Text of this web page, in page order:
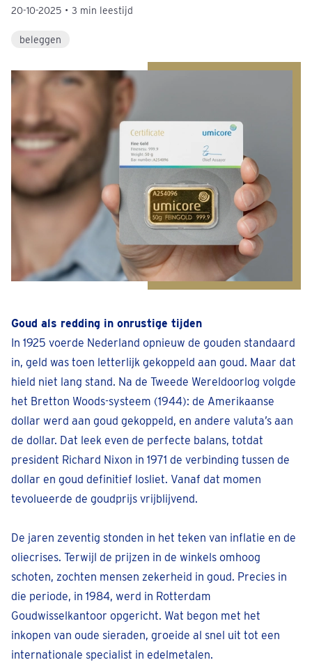
20-10-2025 • 3 min leestijd
beleggen
Goud als redding in onrustige tijden
In 1925 voerde Nederland opnieuw de gouden standaard
in, geld was toen letterlijk gekoppeld aan goud. Maar dat
hield niet lang stand. Na de Tweede Wereldoorlog volgde
het Bretton Woods-systeem (1944): de Amerikaanse
dollar werd aan goud gekoppeld, en andere valuta’s aan
de dollar. Dat leek even de perfecte balans, totdat
president Richard Nixon in 1971 de verbinding tussen de
dollar en goud definitief losliet. Vanaf dat momen
tevolueerde de goudprijs vrijblijvend.
De jaren zeventig stonden in het teken van inflatie en de
oliecrises. Terwijl de prijzen in de winkels omhoog
schoten, zochten mensen zekerheid in goud. Precies in
die periode, in 1984, werd in Rotterdam
Goudwisselkantoor opgericht. Wat begon met het
inkopen van oude sieraden, groeide al snel uit tot een
internationale specialist in edelmetalen.